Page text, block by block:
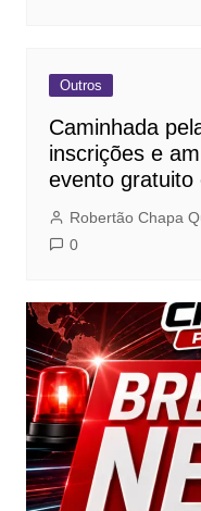
Outros
Caminhada
inscrições e
evento gratuito
Robertão Chapa
0